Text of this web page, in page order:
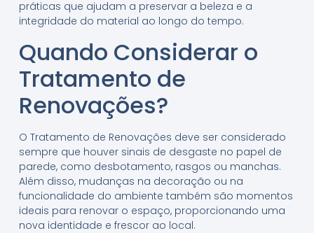
práticas que ajudam a preservar a beleza e a
integridade do material ao longo do tempo.
Quando Considerar o
Tratamento de
Renovações?
O Tratamento de Renovações deve ser considerado
sempre que houver sinais de desgaste no papel de
parede, como desbotamento, rasgos ou manchas.
Além disso, mudanças na decoração ou na
funcionalidade do ambiente também são momentos
ideais para renovar o espaço, proporcionando uma
nova identidade e frescor ao local.